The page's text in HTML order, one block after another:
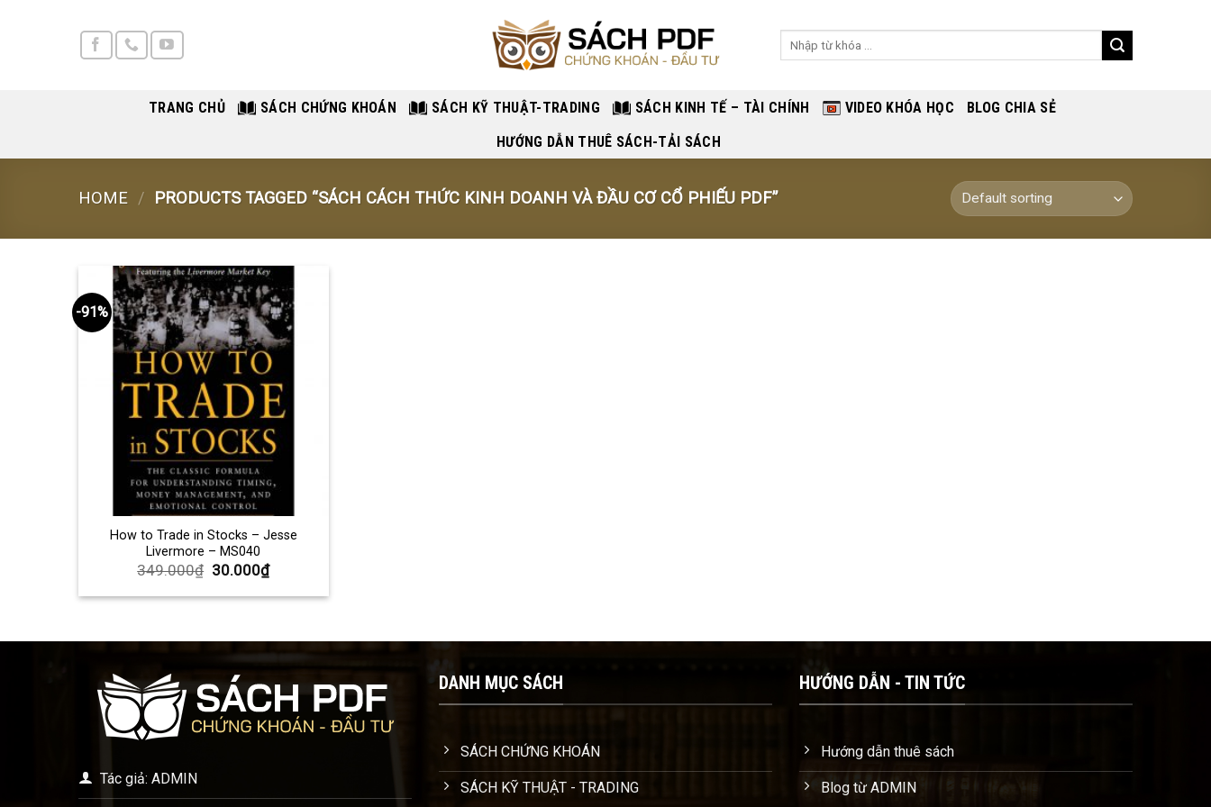
TRANG CHỦ SÁCH CHỨNG KHOÁN SÁCH KỸ THUẬT-TRADING SÁCH KINH TẾ – TÀI CHÍNH VIDEO KHÓA HỌC
BLOG CHIA SẺ
HƯỚNG DẪN THUÊ SÁCH-TẢI SÁCH
HOME / PRODUCTS TAGGED “SÁCH CÁCH THỨC KINH DOANH VÀ ĐẦU CƠ CỔ PHIẾU PDF”
-91%
How to Trade in Stocks – Jesse
Livermore – MS040
349.000₫ 30.000₫
Tác giả: ADMIN
DANH MỤC SÁCH
SÁCH CHỨNG KHOÁN
SÁCH KỸ THUẬT - TRADING
HƯỚNG DẪN - TIN TỨC
Hướng dẫn thuê sách
Blog từ ADMIN